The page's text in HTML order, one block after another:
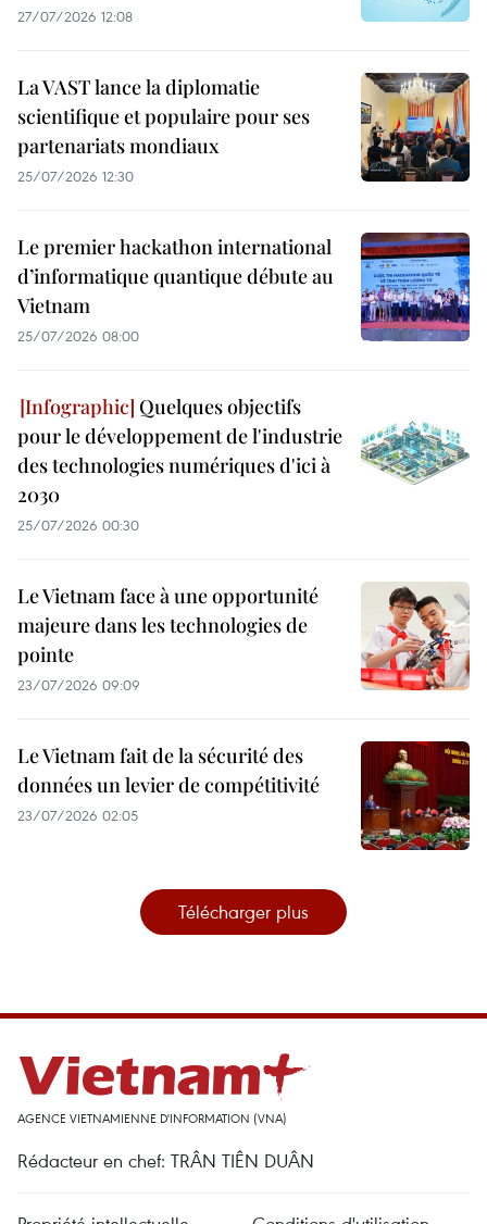
27/07/2026 12:08
La VAST lance la diplomatie
scientifique et populaire pour ses
partenariats mondiaux
25/07/2026 12:30
Le premier hackathon international
d’informatique quantique débute au
Vietnam
25/07/2026 08:00
Quelques objectifs
pour le développement de l'industrie
des technologies numériques d'ici à
2030
25/07/2026 00:30
Le Vietnam face à une opportunité
majeure dans les technologies de
pointe
23/07/2026 09:09
Le Vietnam fait de la sécurité des
données un levier de compétitivité
23/07/2026 02:05
Télécharger plus
AGENCE VIETNAMIENNE D'INFORMATION (VNA)
Rédacteur en chef: TRÂN TIÊN DUÂN